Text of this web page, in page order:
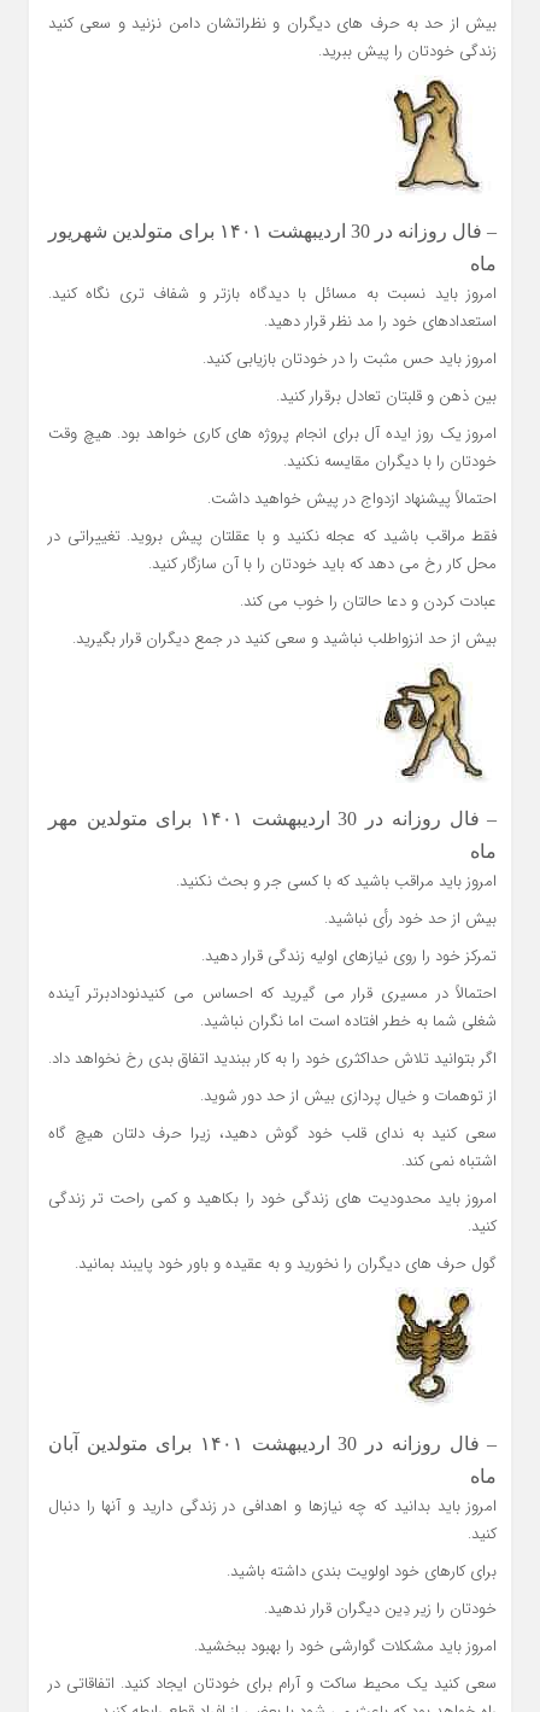
بیش از حد به حرف های دیگران و نظراتشان دامن نزنید و سعی کنید
زندگی خودتان را پیش ببرید.
– فال روزانه در 30 اردیبهشت ۱۴۰۱ برای متولدین شهریور
ماه
امروز باید نسبت به مسائل با دیدگاه بازتر و شفاف تری نگاه کنید.
استعدادهای خود را مد نظر قرار دهید.
امروز باید حس مثبت را در خودتان بازیابی کنید.
بین ذهن و قلبتان تعادل برقرار کنید.
امروز یک روز ایده آل برای انجام پروژه های کاری خواهد بود. هیچ وقت
خودتان را با دیگران مقایسه نکنید.
احتمالاً پیشنهاد ازدواج در پیش خواهید داشت.
فقط مراقب باشید که عجله نکنید و با عقلتان پیش بروید. تغییراتی در
محل کار رخ می دهد که باید خودتان را با آن سازگار کنید.
عبادت کردن و دعا حالتان را خوب می کند.
بیش از حد انزواطلب نباشید و سعی کنید در جمع دیگران قرار بگیرید.
– فال روزانه در 30 اردیبهشت ۱۴۰۱ برای متولدین مهر
ماه
امروز باید مراقب باشید که با کسی جر و بحث نکنید.
بیش از حد خود رأی نباشید.
تمرکز خود را روی نیازهای اولیه زندگی قرار دهید.
احتمالاً در مسیری قرار می گیرید که احساس می کنیدنودادبرتر آینده
شغلی شما به خطر افتاده است اما نگران نباشید.
اگر بتوانید تلاش حداکثری خود را به کار ببندید اتفاق بدی رخ نخواهد داد.
از توهمات و خیال پردازی بیش از حد دور شوید.
سعی کنید به ندای قلب خود گوش دهید، زیرا حرف دلتان هیچ گاه
اشتباه نمی کند.
امروز باید محدودیت های زندگی خود را بکاهید و کمی راحت تر زندگی
کنید.
گول حرف های دیگران را نخورید و به عقیده و باور خود پایبند بمانید.
– فال روزانه در 30 اردیبهشت ۱۴۰۱ برای متولدین آبان
ماه
امروز باید بدانید که چه نیازها و اهدافی در زندگی دارید و آنها را دنبال
کنید.
برای کارهای خود اولویت بندی داشته باشید.
خودتان را زیر دِین دیگران قرار ندهید.
امروز باید مشکلات گوارشی خود را بهبود ببخشید.
سعی کنید یک محیط ساکت و آرام برای خودتان ایجاد کنید. اتفاقاتی در